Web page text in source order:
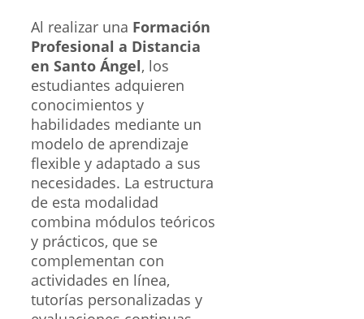
Al realizar una Formación
Profesional a Distancia
en Santo Ángel, los
estudiantes adquieren
conocimientos y
habilidades mediante un
modelo de aprendizaje
flexible y adaptado a sus
necesidades. La estructura
de esta modalidad
combina módulos teóricos
y prácticos, que se
complementan con
actividades en línea,
tutorías personalizadas y